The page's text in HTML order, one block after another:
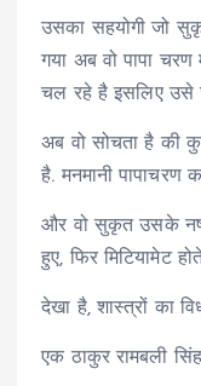
उसका सहयोगी जो
गया अब वो पापा
चल रहे है इसलिए उसे
अब वो सोचता है की
है. मनमानी पापाचरण
और वो सुकृत उसके
हुए, फिर मिटियामेट
देखा है, शास्त्रों का
एक ठाकुर रामबली